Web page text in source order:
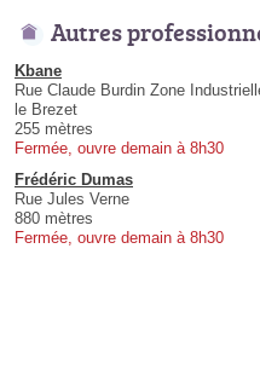
Autres
Kbane
Rue Claude Burdin Zone
le Brezet
255 mètres
Fermée, ouvre demain à 8h30
Frédéric Dumas
Rue Jules Verne
880 mètres
Fermée, ouvre demain à 8h30